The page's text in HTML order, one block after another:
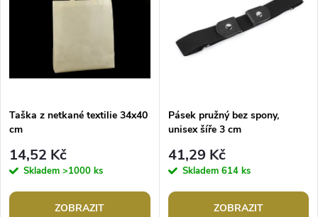
Taška z netkané textilie 34x40
cm
14,52 Kč
Skladem >1000 ks
ZOBRAZIT
Pásek pružný bez spony,
unisex šíře 3 cm
41,29 Kč
Skladem 614 ks
ZOBRAZIT